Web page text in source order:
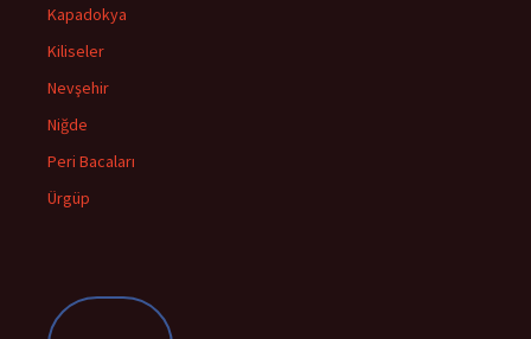
Kapadokya
Kiliseler
Nevşehir
Niğde
Peri Bacaları
Ürgüp